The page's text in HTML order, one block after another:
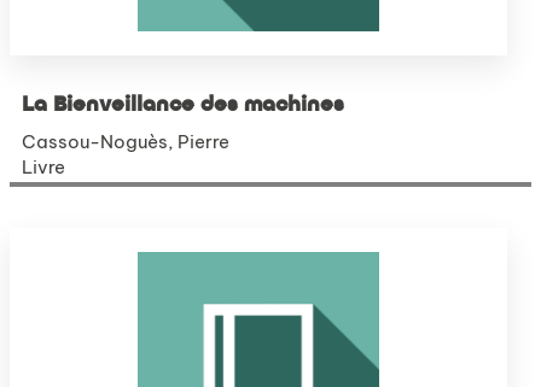
La Bienveillance des machines
Cassou-Noguès, Pierre
Livre